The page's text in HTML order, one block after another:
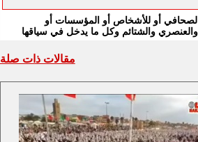
أو للأشخاص أو المؤسسات أو
والعنصري والشتائم وكل ما يدخل في سياقها
مقالات ذات صلة